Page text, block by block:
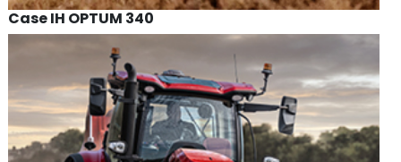
Case IH OPTUM 340